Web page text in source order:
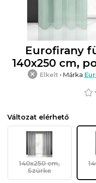
Eurofirany
140x250 cm,
Elkelt• Márka
Változat elérhető
140x250 cm,
Szürke